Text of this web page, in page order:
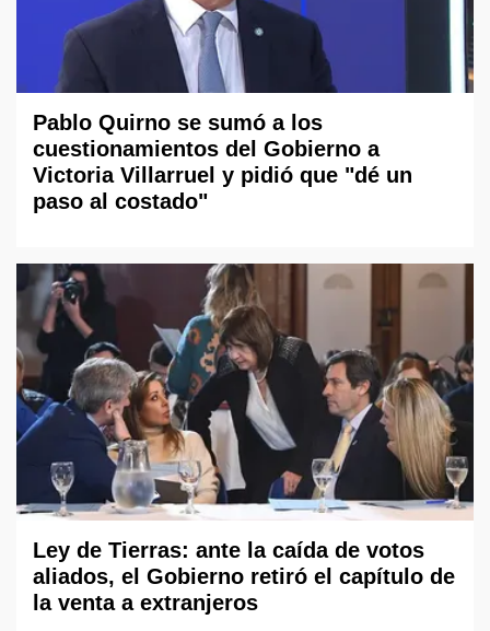
Pablo Quirno se sumó a los
cuestionamientos del Gobierno a
Victoria Villarruel y pidió que "dé un
paso al costado"
Ley de Tierras: ante la caída de votos
aliados, el Gobierno retiró el capítulo de
la venta a extranjeros